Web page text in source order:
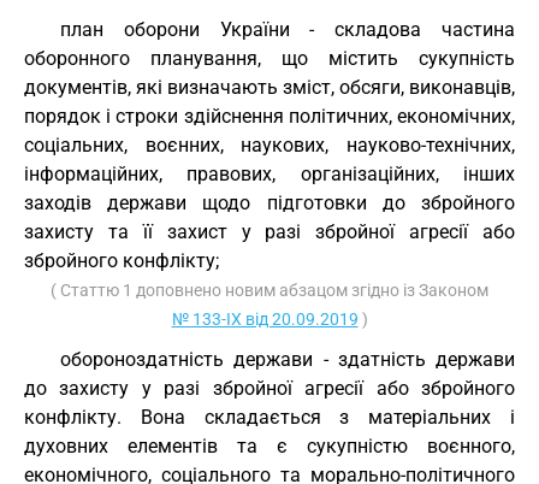
план оборони України - складова частина
оборонного планування, що містить сукупність
документів, які визначають зміст, обсяги, виконавців,
порядок і строки здійснення політичних, економічних,
соціальних, воєнних, наукових, науково-технічних,
інформаційних, правових, організаційних, інших
заходів держави щодо підготовки до збройного
захисту та її захист у разі збройної агресії або
збройного конфлікту;
( Статтю 1 доповнено новим абзацом згідно із Законом
№ 133-IX від 20.09.2019 )
обороноздатність держави - здатність держави
до захисту у разі збройної агресії або збройного
конфлікту. Вона складається з матеріальних і
духовних елементів та є сукупністю воєнного,
економічного, соціального та морально-політичного